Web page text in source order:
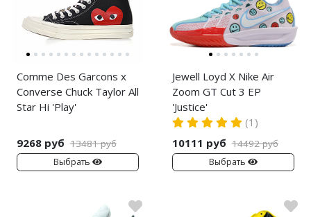
Comme Des Garcons x
Converse Chuck Taylor All
Star Hi 'Play'
9268 руб 13481 руб
Выбрать
Jewell Loyd X Nike Air
Zoom GT Cut 3 EP
'Justice'
(1)
10111 руб 14492 руб
Выбрать